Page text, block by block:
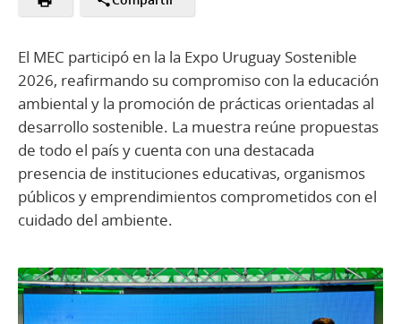
El MEC participó en la la Expo Uruguay Sostenible
2026, reafirmando su compromiso con la educación
ambiental y la promoción de prácticas orientadas al
desarrollo sostenible. La muestra reúne propuestas
de todo el país y cuenta con una destacada
presencia de instituciones educativas, organismos
públicos y emprendimientos comprometidos con el
cuidado del ambiente.